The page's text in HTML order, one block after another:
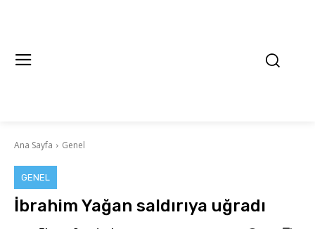
Ana Sayfa Genel
GENEL
İbrahim Yağan saldırıya uğradı